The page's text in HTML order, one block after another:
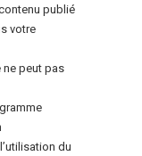
publié
votre
ne peut pas
du